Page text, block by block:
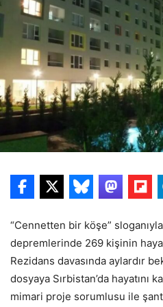
“Cennetten bir köşe”
depremlerinde 269 kişinin
Rezidans davasında aylardır
dosyaya Sırbistan’da hayatını
mimari proje sorumlusu ile